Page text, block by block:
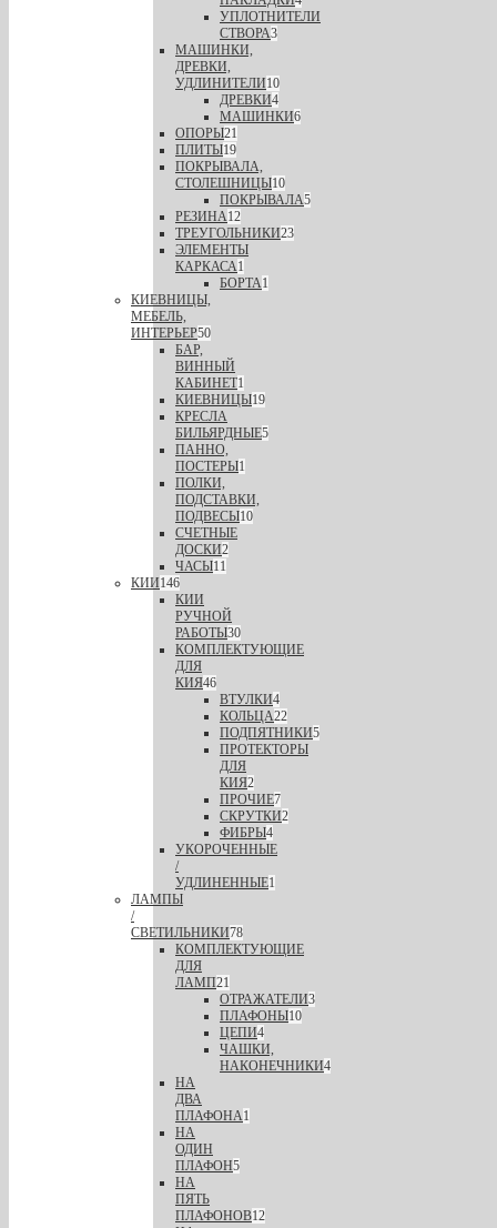
УПЛОТНИТЕЛИ
СТВОРА3
МАШИНКИ,
ДРЕВКИ,
УДЛИНИТЕЛИ10
ДРЕВКИ4
МАШИНКИ6
ОПОРЫ21
ПЛИТЫ19
ПОКРЫВАЛА,
СТОЛЕШНИЦЫ10
ПОКРЫВАЛА5
РЕЗИНА12
ТРЕУГОЛЬНИКИ23
ЭЛЕМЕНТЫ
КАРКАСА1
БОРТА1
КИЕВНИЦЫ,
МЕБЕЛЬ,
ИНТЕРЬЕР50
БАР,
ВИННЫЙ
КАБИНЕТ1
КИЕВНИЦЫ19
КРЕСЛА
БИЛЬЯРДНЫЕ5
ПАННО,
ПОСТЕРЫ1
ПОЛКИ,
ПОДСТАВКИ,
ПОДВЕСЫ10
СЧЕТНЫЕ
ДОСКИ2
ЧАСЫ11
КИИ146
КИИ
РУЧНОЙ
РАБОТЫ30
КОМПЛЕКТУЮЩИЕ
ДЛЯ
КИЯ46
ВТУЛКИ4
КОЛЬЦА22
ПОДПЯТНИКИ5
ПРОТЕКТОРЫ
ДЛЯ
КИЯ2
ПРОЧИЕ7
СКРУТКИ2
ФИБРЫ4
УКОРОЧЕННЫЕ
/
УДЛИНЕННЫЕ1
ЛАМПЫ
/
СВЕТИЛЬНИКИ78
КОМПЛЕКТУЮЩИЕ
ДЛЯ
ЛАМП21
ОТРАЖАТЕЛИ3
ПЛАФОНЫ10
ЦЕПИ4
ЧАШКИ,
НАКОНЕЧНИКИ4
НА
ДВА
ПЛАФОНА1
НА
ОДИН
ПЛАФОН5
НА
ПЯТЬ
ПЛАФОНОВ12